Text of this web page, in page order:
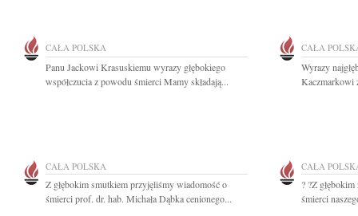
CAŁA POLSKA
Panu Jackowi Krasuskiemu wyrazy głębokiego
współczucia z powodu śmierci Mamy składają...
CAŁA
Wyrazy
Kaczmarkowi
CAŁA POLSKA
Z głębokim smutkiem przyjęliśmy wiadomość o
śmierci prof. dr. hab. Michała Dąbka cenionego...
CAŁA
? ?Z
śmierci